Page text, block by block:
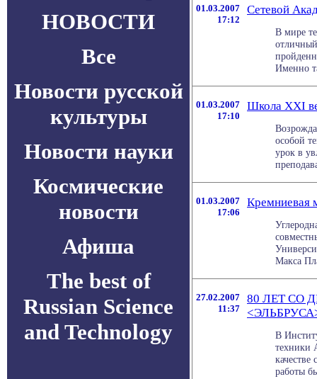
НОВОСТИ
Все
Новости русской
культуры
Новости науки
Космические
новости
Афиша
The best of
Russian Science
and Technology
01.03.2007
17:12
Сетевой
В мире
Именно
01.03.2007
17:10
Школа XXI
особой
урок в
01.03.2007
17:06
Кремниевая
Макса
27.02.2007
11:37
80 ЛЕТ СО
В
техники
работы